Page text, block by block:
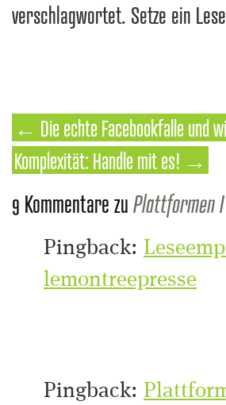
verschlagwortet. Setze ein
← Die echte Facebookfalle und
Komplexität: Handle mit es! →
9 Kommentare zuPlattformen
Pingback:
lemontreepresse
Pingback: